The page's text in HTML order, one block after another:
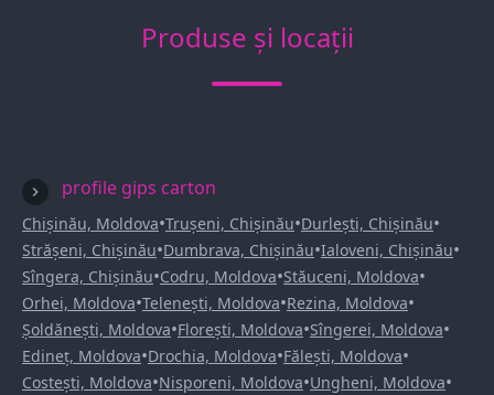
Produse și locații
profile gips carton
Chișinău, Moldova•Trușeni, Chișinău•Durlești, Chișinău•
Strășeni, Chișinău•Dumbrava, Chișinău•Ialoveni, Chișinău•
Sîngera, Chișinău•Codru, Moldova•Stăuceni, Moldova•
Orhei, Moldova•Telenești, Moldova•Rezina, Moldova•
Șoldănești, Moldova•Florești, Moldova•Sîngerei, Moldova•
Edineț, Moldova•Drochia, Moldova•Fălești, Moldova•
Costești, Moldova•Nisporeni, Moldova•Ungheni, Moldova•